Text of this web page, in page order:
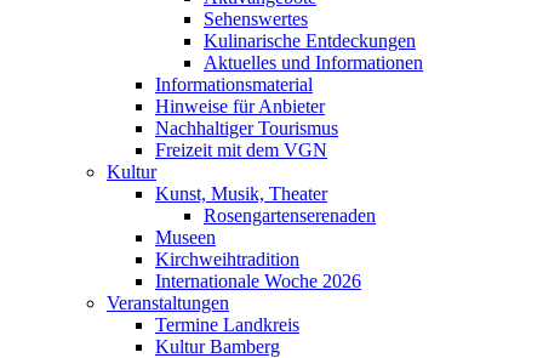
Sehenswertes
Kulinarische Entdeckungen
Aktuelles und Informationen
Informationsmaterial
Hinweise für Anbieter
Nachhaltiger Tourismus
Freizeit mit dem VGN
Kultur
Kunst, Musik, Theater
Rosengartenserenaden
Museen
Kirchweihtradition
Internationale Woche 2026
Veranstaltungen
Termine Landkreis
Kultur Bamberg